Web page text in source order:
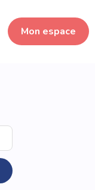
Mon espace